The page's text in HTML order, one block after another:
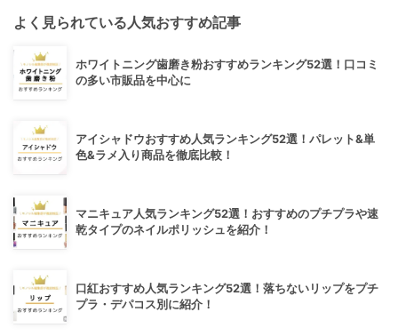
よく見られている人気おすすめ記事
ホワイトニング歯磨き粉おすすめランキング52選！口コミ
の多い市販品を中心に
アイシャドウおすすめ人気ランキング52選！パレット&単
色&ラメ入り商品を徹底比較！
マニキュア人気ランキング52選！おすすめのプチプラや速
乾タイプのネイルポリッシュを紹介！
口紅おすすめ人気ランキング52選！落ちないリップをプチ
プラ・デパコス別に紹介！